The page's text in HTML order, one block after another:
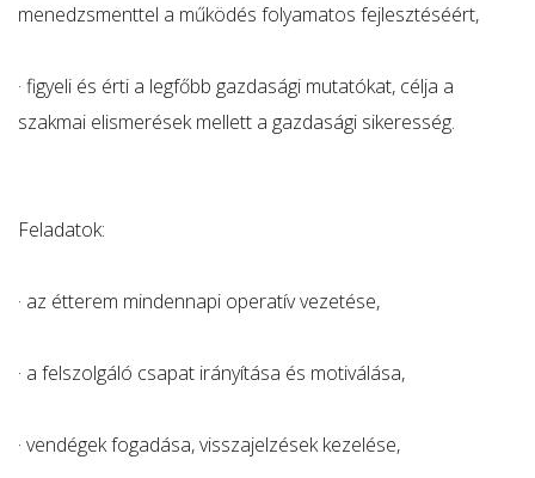
menedzsmenttel a működés folyamatos fejlesztéséért,
· figyeli és érti a legfőbb gazdasági mutatókat, célja a
szakmai elismerések mellett a gazdasági sikeresség.
Feladatok:
· az étterem mindennapi operatív vezetése,
· a felszolgáló csapat irányítása és motiválása,
· vendégek fogadása, visszajelzések kezelése,